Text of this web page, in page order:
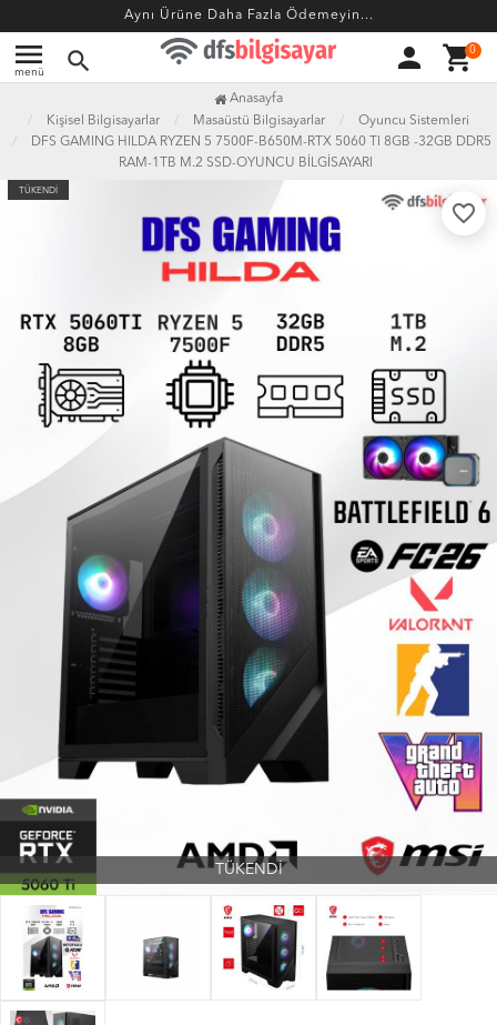
Aynı Ürüne Daha Fazla Ödemeyin...
menu
menü search person shopping_cart0
Anasayfa
Kişisel Bilgisayarlar
Masaüstü Bilgisayarlar
Oyuncu Sistemleri
DFS GAMING HILDA RYZEN 5 7500F-B650M-RTX 5060 TI 8GB -32GB DDR5
RAM-1TB M.2 SSD-OYUNCU BİLGİSAYARI
TÜKENDİ
favorite_border
TÜKENDİ